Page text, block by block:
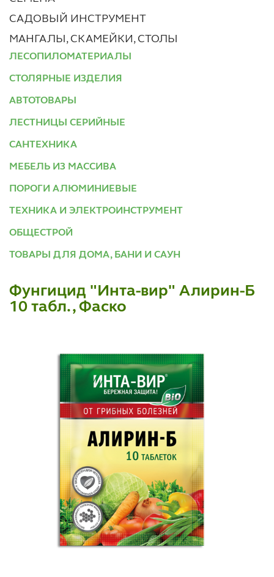
САДОВЫЙ ИНСТРУМЕНТ
МАНГАЛЫ, СКАМЕЙКИ, СТОЛЫ
ЛЕСОПИЛОМАТЕРИАЛЫ
СТОЛЯРНЫЕ ИЗДЕЛИЯ
АВТОТОВАРЫ
ЛЕСТНИЦЫ СЕРИЙНЫЕ
САНТЕХНИКА
МЕБЕЛЬ ИЗ МАССИВА
ПОРОГИ АЛЮМИНИЕВЫЕ
ТЕХНИКА И ЭЛЕКТРОИНСТРУМЕНТ
ОБЩЕСТРОЙ
ТОВАРЫ ДЛЯ ДОМА, БАНИ И САУН
Фунгицид "Инта-вир" Алирин-Б
10 табл., Фаско